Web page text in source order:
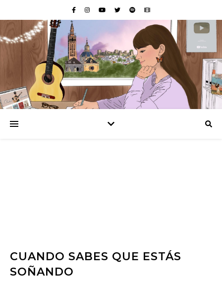
CUANDO SABES QUE ESTÁS
SOÑANDO